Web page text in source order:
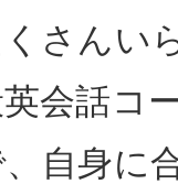
さんい
会話コ
自身に